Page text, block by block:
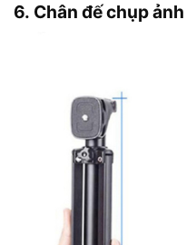
6. Chân đế chụp ảnh